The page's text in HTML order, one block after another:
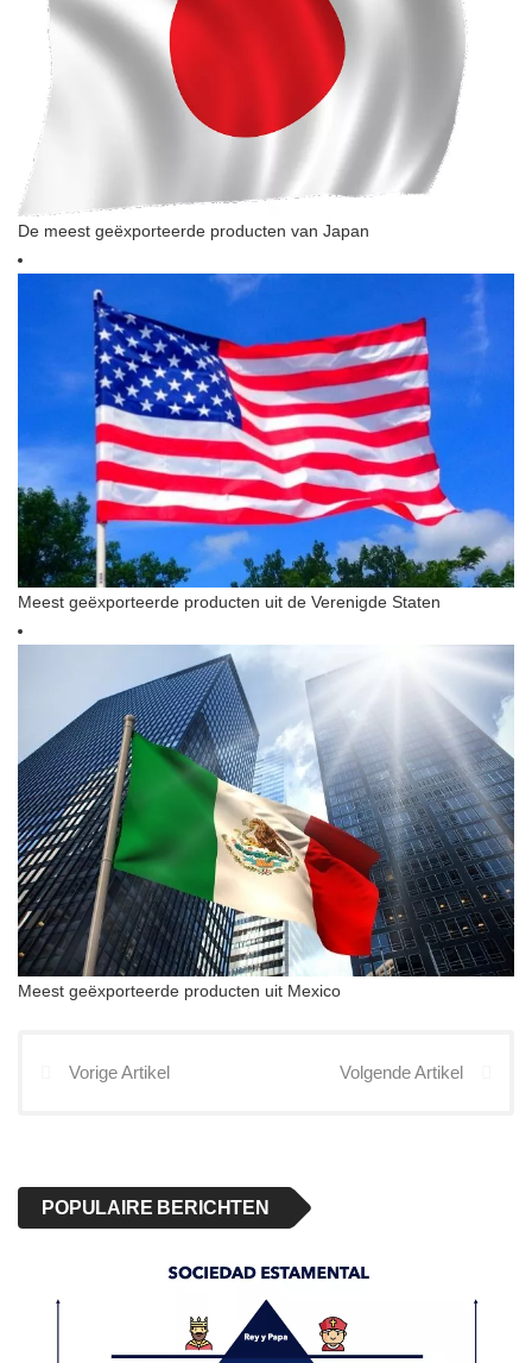
De meest geëxporteerde producten van Japan
Meest geëxporteerde producten uit de Verenigde Staten
Meest geëxporteerde producten uit Mexico
Vorige Artikel Volgende Artikel
POPULAIRE BERICHTEN